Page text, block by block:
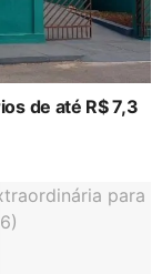
de até R$ 7,3